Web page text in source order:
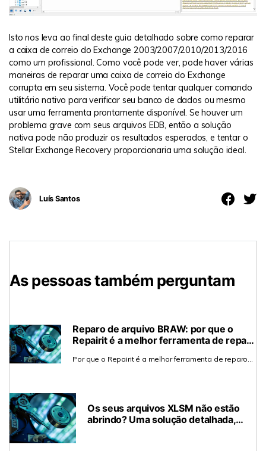
Isto nos leva ao final deste guia detalhado sobre como reparar
a caixa de correio do Exchange 2003/2007/2010/2013/2016
como um profissional. Como você pode ver, pode haver várias
maneiras de reparar uma caixa de correio do Exchange
corrupta em seu sistema. Você pode tentar qualquer comando
utilitário nativo para verificar seu banco de dados ou mesmo
usar uma ferramenta prontamente disponível. Se houver um
problema grave com seus arquivos EDB, então a solução
nativa pode não produzir os resultados esperados, e tentar o
Stellar Exchange Recovery proporcionaria uma solução ideal.
Luís Santos
As pessoas também perguntam
Reparo de arquivo BRAW: por que o
Repairit é a melhor ferramenta de reparo
Por que o Repairit é a melhor ferramenta de reparo
sucesso, métricas precisas de restauração e ampla
compatibilidade com editores de vídeo. Por favor,
verifique.Os seus arquivos XLSM não estão
abrindo? Uma solução detalhada,